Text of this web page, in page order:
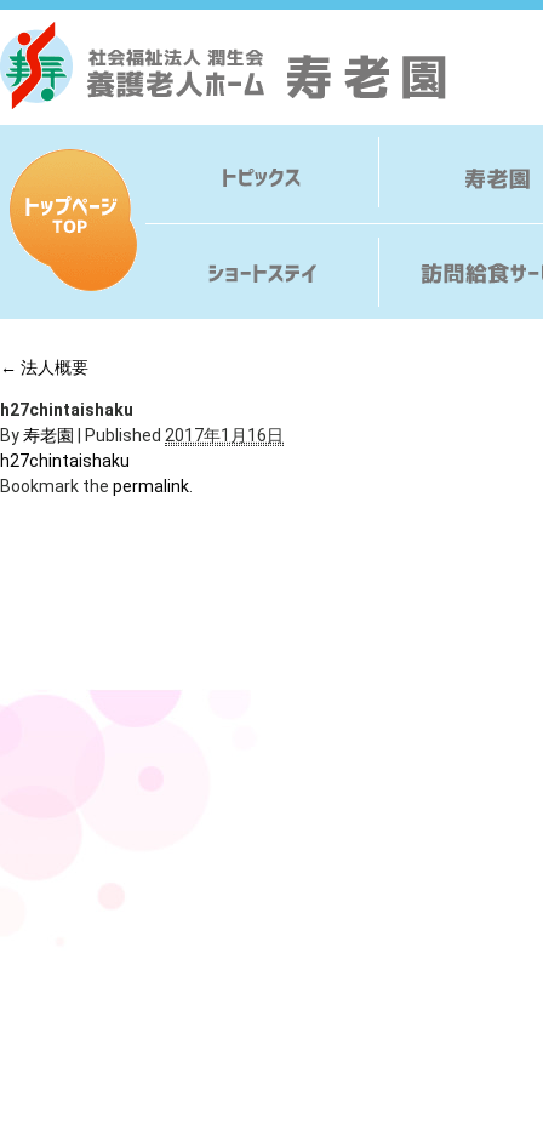
← 法人概要
h27chintaishaku
By寿老園 Published 2017年1月16日
h27chintaishaku
Bookmark the permalink